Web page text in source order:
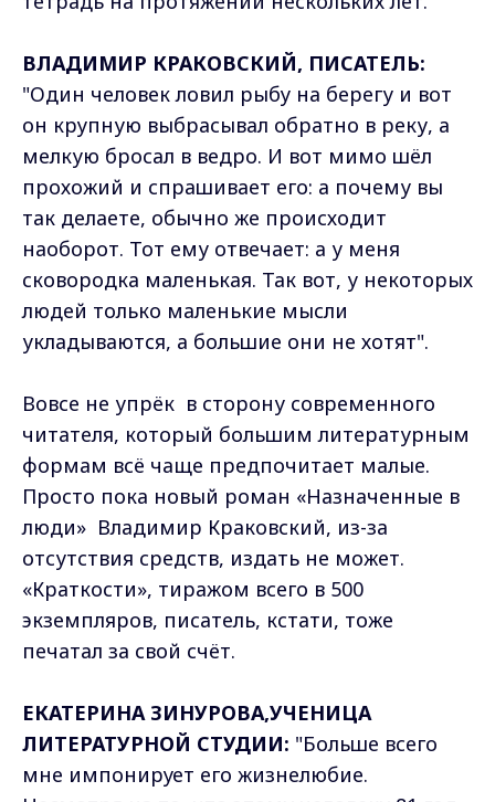
ВЛАДИМИР КРАКОВСКИЙ, ПИСАТЕЛЬ:
"Один человек ловил рыбу на берегу и вот
он крупную выбрасывал обратно в реку, а
мелкую бросал в ведро. И вот мимо шёл
прохожий и спрашивает его: а почему вы
так делаете, обычно же происходит
наоборот. Тот ему отвечает: а у меня
сковородка маленькая. Так вот, у некоторых
людей только маленькие мысли
укладываются, а большие они не хотят".
Вовсе не упрёк в сторону современного
читателя, который большим литературным
формам всё чаще предпочитает малые.
Просто пока новый роман «Назначенные в
люди» Владимир Краковский, из-за
отсутствия средств, издать не может.
«Краткости», тиражом всего в 500
экземпляров, писатель, кстати, тоже
печатал за свой счёт.
ЕКАТЕРИНА ЗИНУРОВА,УЧЕНИЦА
ЛИТЕРАТУРНОЙ СТУДИИ: "Больше всего
мне импонирует его жизнелюбие.